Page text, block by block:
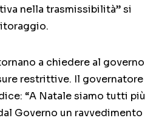
nella trasmissibilità” si
a chiedere al governo
restrittive. Il governatore
“A Natale siamo tutti più
Governo un ravvedimento